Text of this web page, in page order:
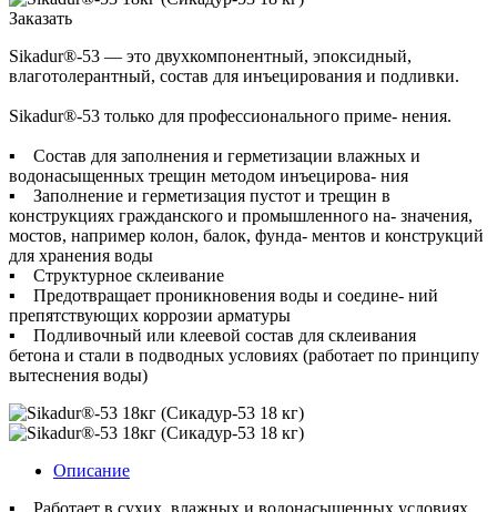
Заказать
Sikadur®-53 — это двухкомпонентный, эпоксидный,
влаготолерантный, состав для инъецирования и подливки.
Sikadur®-53 только для профессионального приме- нения.
▪ Состав для заполнения и герметизации влажных и
водонасыщенных трещин методом инъецирова- ния
▪ Заполнение и герметизация пустот и трещин в
конструкциях гражданского и промышленного на- значения,
мостов, например колон, балок, фунда- ментов и конструкций
для хранения воды
▪ Структурное склеивание
▪ Предотвращает проникновения воды и соедине- ний
препятствующих коррозии арматуры
▪ Подливочный или клеевой состав для склеивания
бетона и стали в подводных условиях (работает по принципу
вытеснения воды)
Описание
▪ Работает в сухих, влажных и водонасыщенных условиях